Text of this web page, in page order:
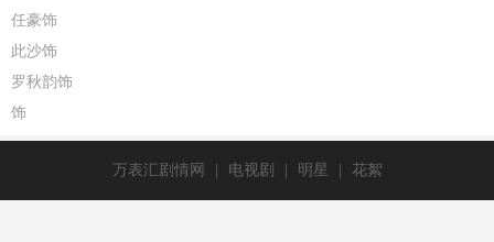
任豪饰
此沙饰
罗秋韵饰
饰
万表汇剧情网 电视剧 明星 花絮